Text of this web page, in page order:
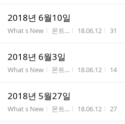
2018년 6월10일
게시판명
What s New 작성자
몬트... 작성시간
18.06.12 조회수
31
2018년 6월3일
게시판명
What s New 작성자
몬트... 작성시간
18.06.12 조회수
14
2018년 5월27일
게시판명
What s New 작성자
몬트... 작성시간
18.06.12 조회수
27